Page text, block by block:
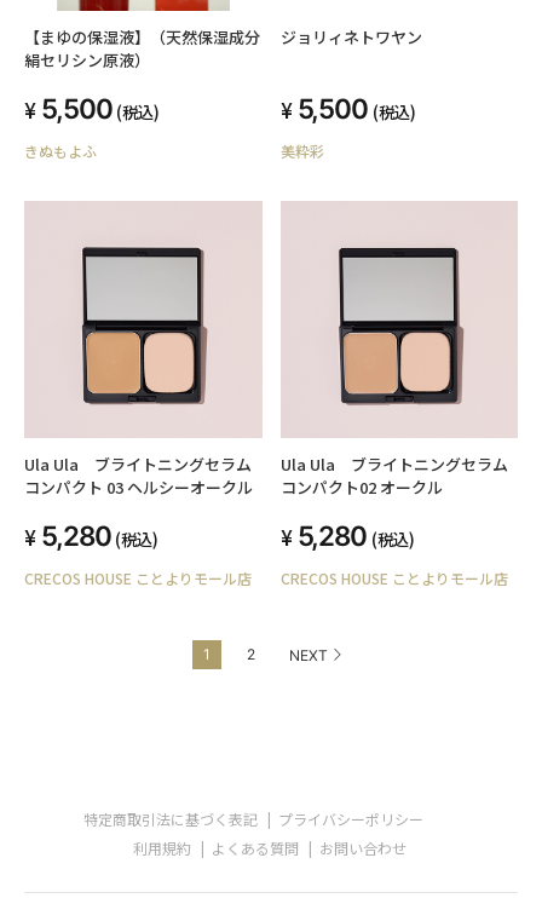
【まゆの保湿液】（天然保湿成分
絹セリシン原液）
5,500 (税込)
きぬもよふ
ジョリィネトワヤン
5,500 (税込)
美粋彩
Ula Ula ブライトニングセラム
コンパクト 03 ヘルシーオークル
5,280 (税込)
CRECOS HOUSE ことよりモール店
Ula Ula ブライトニングセラム
コンパクト02 オークル
5,280 (税込)
CRECOS HOUSE ことよりモール店
1 2 NEXT
特定商取引法に基づく表記
プライバシーポリシー
利用規約
よくある質問 お問い合わせ